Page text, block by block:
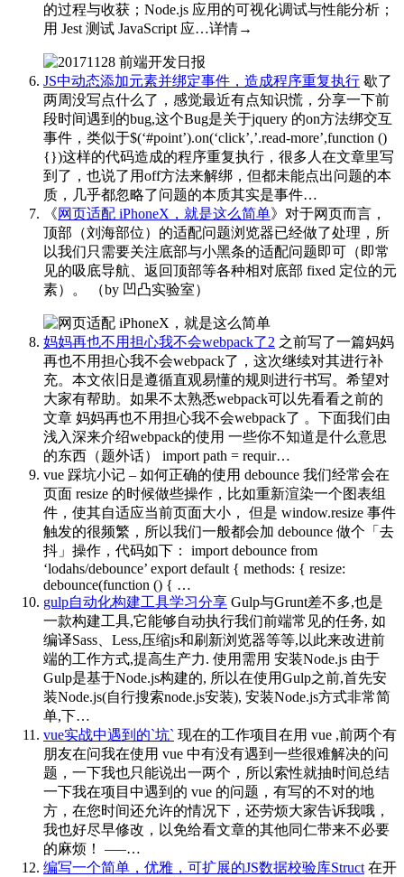
的过程与收获；Node.js 应用的可视化调试与性能分析；
用 Jest 测试 JavaScript 应…详情→
JS中动态添加元素并绑定事件，造成程序重复执行 歇了
两周没写点什么了，感觉最近有点知识慌，分享一下前
段时间遇到的bug,这个Bug是关于jquery 的on方法绑交互
事件，类似于$(‘#point’).on(‘click’,’.read-more’,function ()
{})这样的代码造成的程序重复执行，很多人在文章里写
到了，也说了用off方法来解绑，但都未能点出问题的本
质，几乎都忽略了问题的本质其实是事件…
《网页适配 iPhoneX，就是这么简单》对于网页而言，
顶部（刘海部位）的适配问题浏览器已经做了处理，所
以我们只需要关注底部与小黑条的适配问题即可（即常
见的吸底导航、返回顶部等各种相对底部 fixed 定位的元
素）。
（by 凹凸实验室） ​​​
妈妈再也不用担心我不会webpack了2 之前写了一篇妈妈
再也不用担心我不会webpack了，这次继续对其进行补
充。本文依旧是遵循直观易懂的规则进行书写。希望对
大家有帮助。如果不太熟悉webpack可以先看看之前的
文章 妈妈再也不用担心我不会webpack了 。下面我们由
浅入深来介绍webpack的使用 一些你不知道是什么意思
的东西（题外话） import path = requir…
vue 踩坑小记 – 如何正确的使用 debounce 我们经常会在
页面 resize 的时候做些操作，比如重新渲染一个图表组
件，使其自适应当前页面大小， 但是 window.resize 事件
触发的很频繁，所以我们一般都会加 debounce 做个「去
抖」操作，代码如下： import debounce from
‘lodahs/debounce’ export default { methods: { resize:
debounce(function () { …
gulp自动化构建工具学习分享 Gulp与Grunt差不多,也是
一款构建工具,它能够自动执行我们前端常见的任务, 如
编译Sass、Less,压缩js和刷新浏览器等等,以此来改进前
端的工作方式,提高生产力. 使用需用 安装Node.js 由于
Gulp是基于Node.js构建的, 所以在使用Gulp之前,首先安
装Node.js(自行搜索node.js安装), 安装Node.js方式非常简
单,下…
vue实战中遇到的`坑` 现在的工作项目在用 vue ,前两个有
朋友在问我在使用 vue 中有没有遇到一些很难解决的问
题，一下我也只能说出一两个，所以索性就抽时间总结
一下我在项目中遇到的 vue 的问题，有写的不对的地
方，在您时间还允许的情况下，还劳烦大家告诉我哦，
我也好尽早修改，以免给看文章的其他同仁带来不必要
的麻烦！ —–…
编写一个简单，优雅，可扩展的JS数据校验库Struct 在开